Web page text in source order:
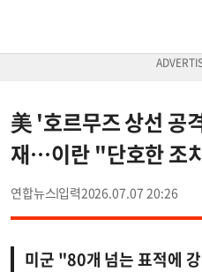
美 '호르무즈 상선 공
재…이란 "단호한 조
연합뉴스 2026.07.07 20:26
미군 "80개 넘는 표적에